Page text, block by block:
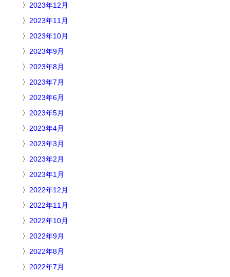
2023年12月
2023年11月
2023年10月
2023年9月
2023年8月
2023年7月
2023年6月
2023年5月
2023年4月
2023年3月
2023年2月
2023年1月
2022年12月
2022年11月
2022年10月
2022年9月
2022年8月
2022年7月